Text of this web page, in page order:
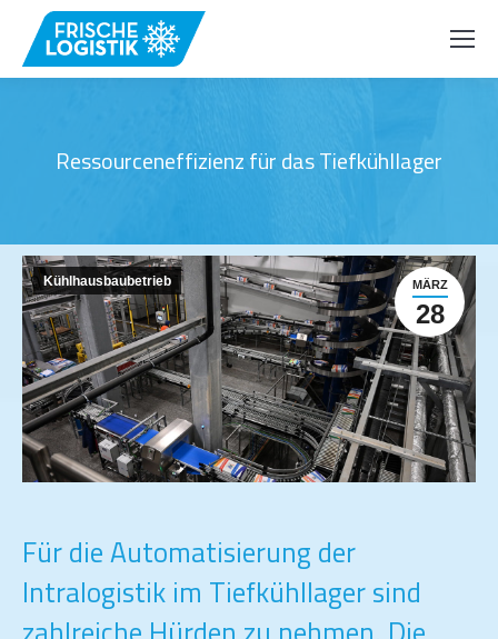
Ressourceneffizienz für das Tiefkühllager
MÄRZ
28
Kühlhausbaubetrieb
Für die Automatisierung der
Intralogistik im Tiefkühllager sind